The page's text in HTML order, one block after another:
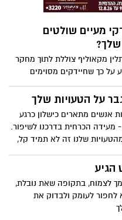
המזלג. צפו בתמונות שצולמו
מעיים שולטים
מקאוליף צוללת לתוך מחקר
על כך שחיידקים מסוימים
להשפיע על חלקים
שאתה, מהאישיות שלך ועד
המתפתח הזה יכול לשנות
אנו מטפלים במחלות - וגלה
האיפור המיקרוביאלי
על מצב הרוח, המשקל שלך ועוד.
על הטעויות שלך
אנשים מתארים כישלון כרגע
מעידה הכרחית בדרכנו לשיפור.
שלנו זה לא תמיד קל,
או פשוט מבלבלים. אז מה
את המכשולים הגדולים ביותר
וכיצד לטפח חשיבה
לואיז סטוקלר, קריינות של
הגיע
לצמוח, בתקופה שאת נובלת,
לחפור לעומק ולבדוק את